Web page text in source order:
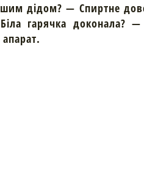
дідом? — Спиртне
гарячка доконала? —